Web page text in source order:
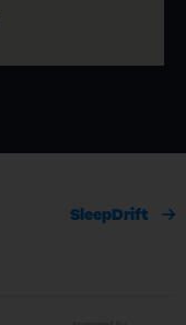
SleepDrift